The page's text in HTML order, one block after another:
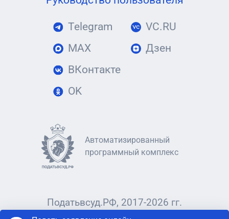
Telegram
MAX
ВКонтакте
OK
VC.RU
Дзен
Автоматизированный
программный комплекс
Податьвсуд.РФ, 2017-2026 гг.